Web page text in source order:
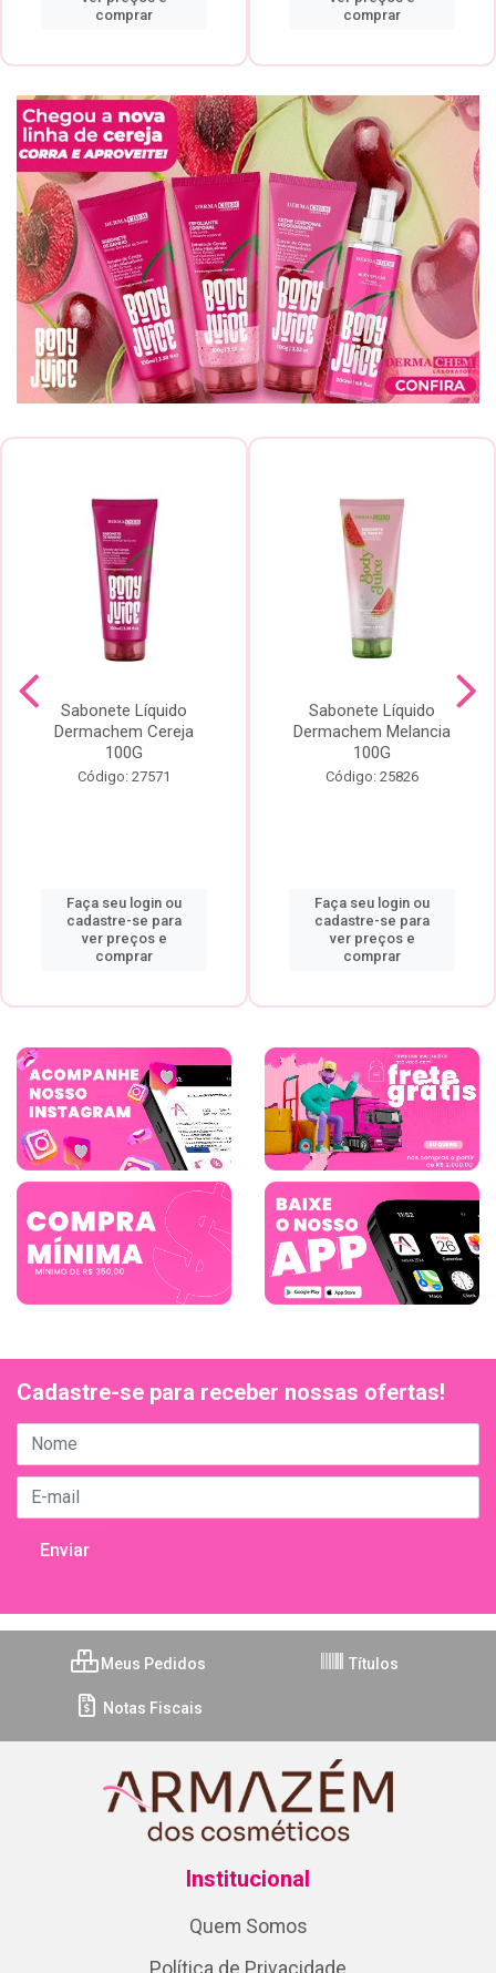
comprar
comprar
Sabonete Líquido
Dermachem Cereja
100G
Código: 27571
Faça seu login ou
cadastre-se para
ver preços e
comprar
Sabonete Líquido
Dermachem Melancia
100G
Código: 25826
Faça seu login ou
cadastre-se para
ver preços e
comprar
Cadastre-se para receber nossas ofertas!
Meus Pedidos Títulos
Notas Fiscais
Institucional
Quem Somos
Política de Privacidade